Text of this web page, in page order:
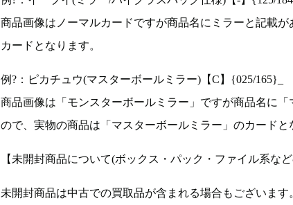
商品画像はノーマルカードですが商品名にミラーと記載
カードとなります。
例?：ピカチュウ(マスターボールミラー)【C】{025/165}_
商品画像は「モンスターボールミラー」ですが商品名に
ので、実物の商品は「マスターボールミラー」のカードと
【未開封商品について(ボックス・パック・ファイル系な
未開封商品は中古での買取品が含まれる場合もございます